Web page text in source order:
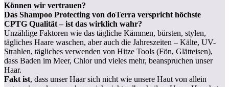
Können wir vertrauen?
Das Shampoo Protecting von doTerra verspricht höchste
CPTG Qualität – ist das wirklich wahr?
Unzählige Faktoren wie das tägliche Kämmen, bürsten, stylen,
tägliches Haare waschen, aber auch die Jahreszeiten – Kälte, UV-
Strahlen, tägliches verwenden von Hitze Tools (Fön, Glätteisen),
dass Baden im Meer, Chlor und vieles mehr, beanspruchen unser
Haar.
Fakt ist, dass unser Haar sich nicht wie unsere Haut von allein